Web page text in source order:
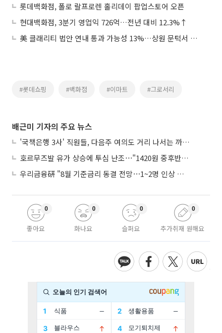
롯데백화점, 폴로 랄프로렌 홀리데이 팝업스토어 오픈
현대백화점, 3분기 영업익 726억…전년 대비 12.3%↑
美 클래리티 법안 연내 통과 가능성 13%…상원 문턱서 제동
#롯데쇼핑 #백화점 #이마트 #그로서리
배근미 기자의 주요 뉴스
'국책은행 3사' 직원들, 다음주 여의도 거리 나서는 까닭은
호르무즈발 유가 상승에 투심 난조⋯"1420원 중후반 등락"
우리금융硏 "8월 기준금리 동결 전망⋯1~2명 인상 소수의견 낼 것"
좋아요
0
화나요
0
슬퍼요
0
추가취재 원해요
0